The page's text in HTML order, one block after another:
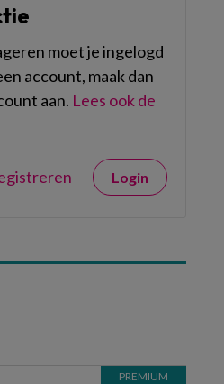
moet je ingelogd
account, maak dan
aan. Lees ook de
Login